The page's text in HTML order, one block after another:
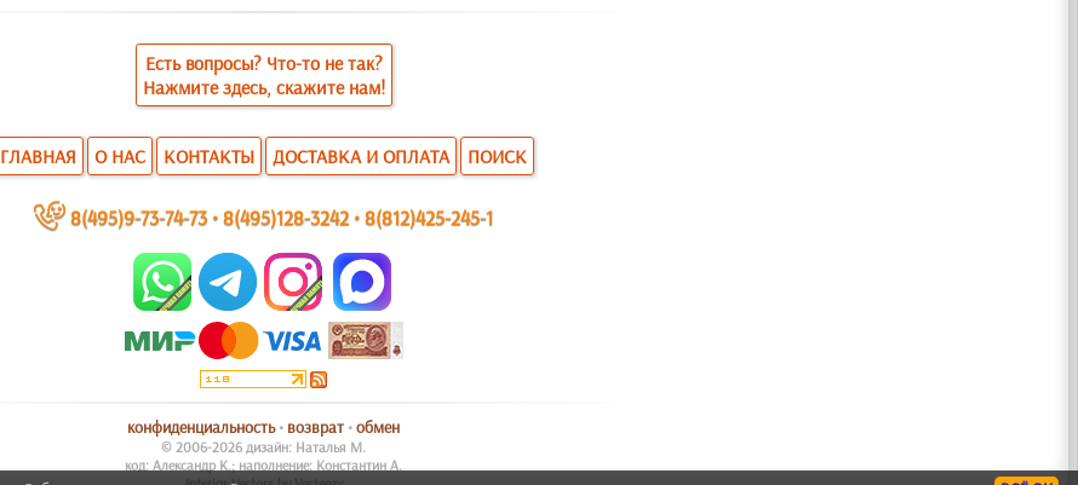
Есть вопросы? Что-то не так?
Нажмите здесь, скажите нам!
ГЛАВНАЯ О НАС КОНТАКТЫ ДОСТАВКА И ОПЛАТА ПОИСК
~ 8(495)9-73-74-73 •8(495)128-3242 •8(812)425-245-1
конфиденциальность• возврат •обмен
© 2006-2026 дизайн: Наталья М.
код: Александр К.; наполнение: Константин А.